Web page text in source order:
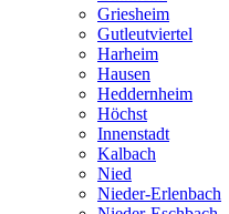
Griesheim
Gutleutviertel
Harheim
Hausen
Heddernheim
Höchst
Innenstadt
Kalbach
Nied
Nieder-Erlenbach